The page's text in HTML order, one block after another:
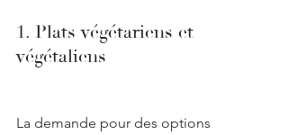
1. Plats végétariens et
végétaliens
La demande pour des options